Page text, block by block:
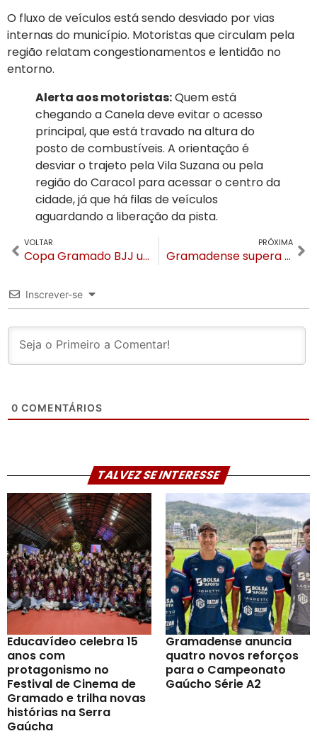
O fluxo de veículos está sendo desviado por vias
internas do município. Motoristas que circulam pela
região relatam congestionamentos e lentidão no
entorno.
Alerta aos motoristas:Quem está
chegando a Canela deve evitar o acesso
principal, que está travado na altura do
posto de combustíveis. A orientação é
desviar o trajeto pela Vila Suzana ou pela
região do Caracol para acessar o centro da
cidade, já que há filas de veículos
aguardando a liberação da pista.
VOLTAR
Copa Gramado BJJ une esporte de alto rendimento e solidariedade na Serra Gaúcha
PRÓXIMA
Gramadense supera o Bagé nos pênaltis e garante vaga na final da Copa FGF
Inscrever-se
0 COMENTÁRIOS
TALVEZ SE INTERESSE
Educavídeo celebra 15
anos com
protagonismo no
Festival de Cinema de
Gramado e trilha novas
histórias na Serra
Gaúcha
Gramadense anuncia
quatro novos reforços
para o Campeonato
Gaúcho Série A2